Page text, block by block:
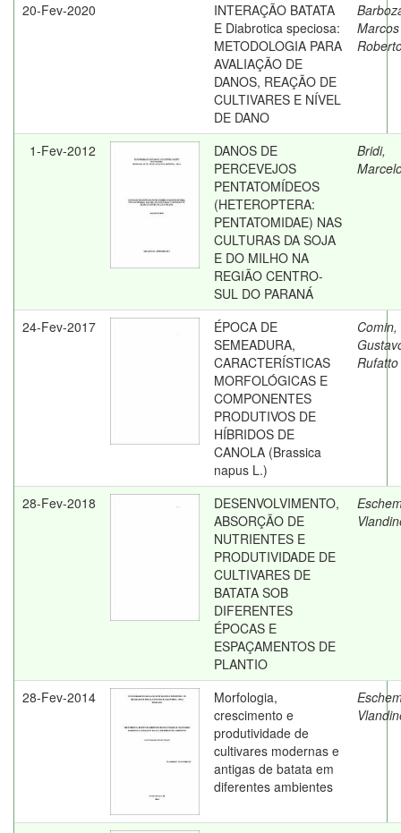
20-Fev-2020
INTERAÇÃO BATATA
E Diabrotica speciosa:
METODOLOGIA PARA
AVALIAÇÃO DE
DANOS, REAÇÃO DE
CULTIVARES E NÍVEL
DE DANO
Marcos
1-Fev-2012
DANOS DE
PERCEVEJOS
PENTATOMÍDEOS
(HETEROPTERA:
PENTATOMIDAE) NAS
CULTURAS DA SOJA
E DO MILHO NA
REGIÃO CENTRO-
SUL DO PARANÁ
Bridi,
24-Fev-2017
ÉPOCA DE
SEMEADURA,
CARACTERÍSTICAS
MORFOLÓGICAS E
COMPONENTES
PRODUTIVOS DE
HÍBRIDOS DE
CANOLA (Brassica
napus L.)
Comin,
Rufatto
28-Fev-2018
DESENVOLVIMENTO,
ABSORÇÃO DE
NUTRIENTES E
PRODUTIVIDADE DE
CULTIVARES DE
BATATA SOB
DIFERENTES
ÉPOCAS E
ESPAÇAMENTOS DE
PLANTIO
28-Fev-2014
Morfologia,
crescimento e
produtividade de
cultivares modernas e
antigas de batata em
diferentes ambientes